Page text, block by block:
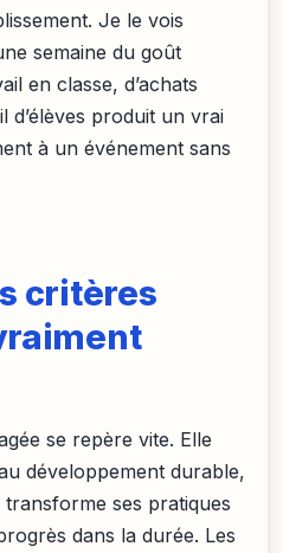
Je le vois
semaine du goût
en classe, d’achats
d’élèves produit un vrai
à un événement sans
critères
se repère vite. Elle
développement durable,
ses pratiques
dans la durée. Les